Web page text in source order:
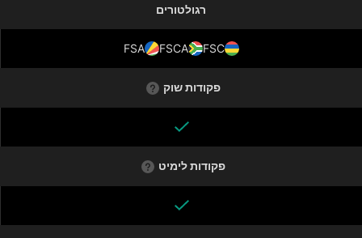
רגולטורים
FSC
FSCA
FSA
פקודות שוק
פקודות לימיט